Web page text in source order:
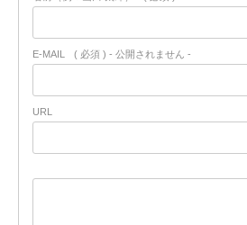
E-MAIL ( 必須 ) - 公開されません -
URL